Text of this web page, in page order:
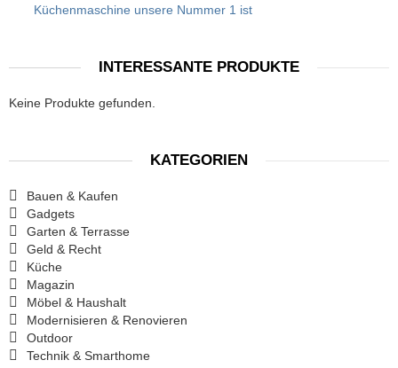
Küchenmaschine unsere Nummer 1 ist
INTERESSANTE PRODUKTE
Keine Produkte gefunden.
KATEGORIEN
Bauen & Kaufen
Gadgets
Garten & Terrasse
Geld & Recht
Küche
Magazin
Möbel & Haushalt
Modernisieren & Renovieren
Outdoor
Technik & Smarthome